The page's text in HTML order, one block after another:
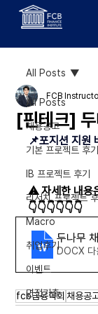
All Posts
채용공고
기본 프로젝트 후기
IB 프로젝트 후기
리서치 프로젝트 후
Macro
취업후기
이벤트
면접기출
All Posts
[핀테크]
FCB
📌포지션 지원
⚠️ 자세한 내용
👇👇👇👇👇👇
두나무
DOCX 다
fcb금융학회 채용공